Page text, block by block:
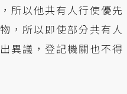
所以他共有人行使優先
，所以即使部分共有人
異議，登記機關也不得